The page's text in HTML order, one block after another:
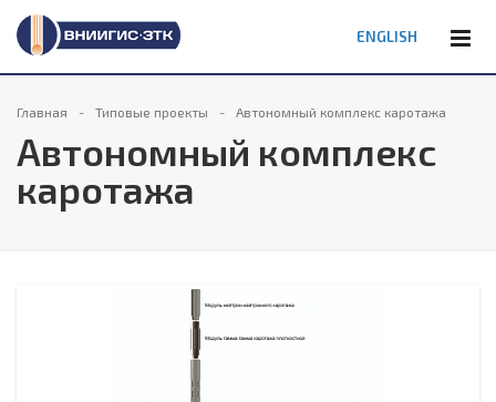
ENGLISH
Главная Типовые проекты Автономный комплекс каротажа
Автономный комплекс
каротажа